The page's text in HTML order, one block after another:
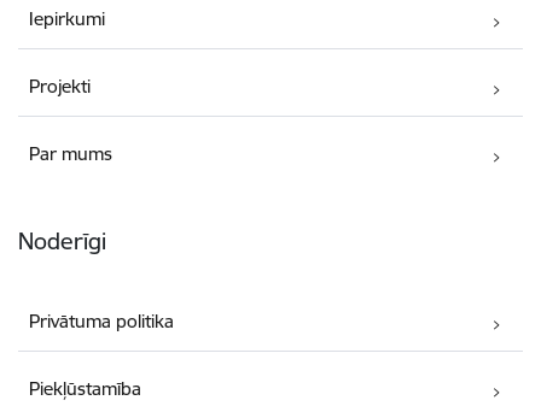
Iepirkumi
Projekti
Par mums
Noderīgi
Privātuma politika
Piekļūstamība